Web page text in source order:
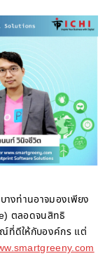
างท่านอาจมองเพียง
ตลอดจนสิทธิ
ณ์ที่ดีให้กับองค์กร แต่